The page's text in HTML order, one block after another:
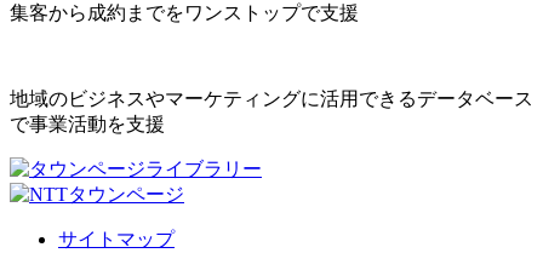
集客から成約までをワンストップで支援
地域のビジネスやマーケティングに活用できるデータベース
で事業活動を支援
サイトマップ